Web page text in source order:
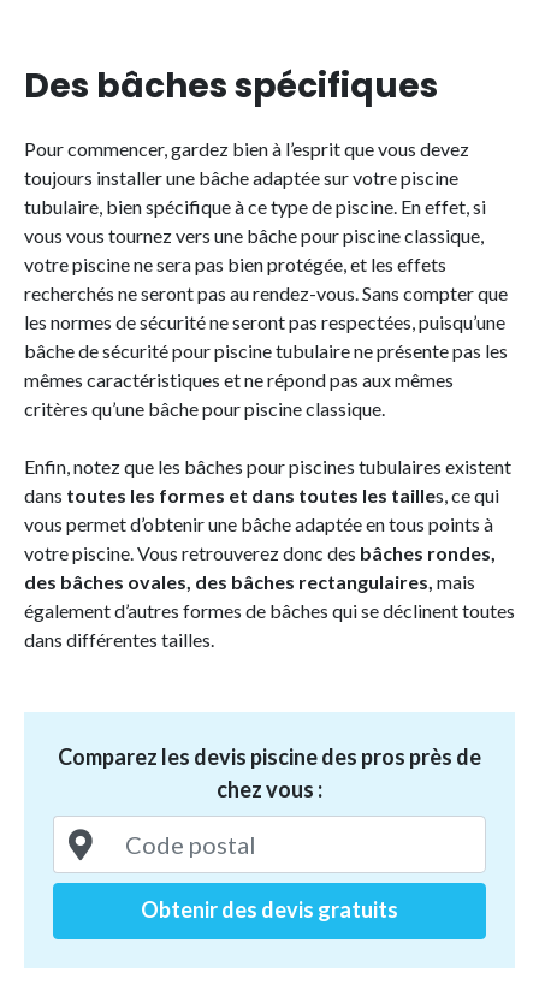
Des bâches spécifiques
Pour commencer, gardez bien à l’esprit que vous devez
toujours installer une bâche adaptée sur votre piscine
tubulaire, bien spécifique à ce type de piscine. En effet, si
vous vous tournez vers une bâche pour piscine classique,
votre piscine ne sera pas bien protégée, et les effets
recherchés ne seront pas au rendez-vous. Sans compter que
les normes de sécurité ne seront pas respectées, puisqu’une
bâche de sécurité pour piscine tubulaire ne présente pas les
mêmes caractéristiques et ne répond pas aux mêmes
critères qu’une bâche pour piscine classique.
Enfin, notez que les bâches pour piscines tubulaires existent
dans toutes les formes et dans toutes les tailles, ce qui
vous permet d’obtenir une bâche adaptée en tous points à
votre piscine. Vous retrouverez donc des bâches rondes,
des bâches ovales, des bâches rectangulaires, mais
également d’autres formes de bâches qui se déclinent toutes
dans différentes tailles.
Comparez les devis piscine des pros près de
chez vous :
Obtenir des devis gratuits